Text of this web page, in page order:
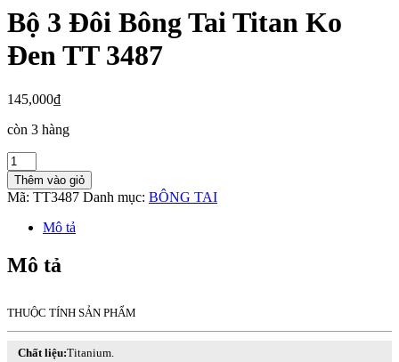
Bộ 3 Đôi Bông Tai Titan Ko
Đen TT 3487
145,000₫
còn 3 hàng
Bộ
3
Đôi
Bông
Ko
Đen
3487
số
lượng
Thêm vào giỏ
Mã: TT3487 Danh mục: BÔNG TAI
Mô tả
Mô tả
THUỘC TÍNH SẢN PHẨM
Chất liệu:Titanium.